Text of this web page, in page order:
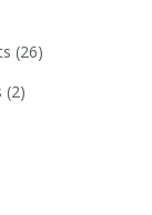
(26)
(2)